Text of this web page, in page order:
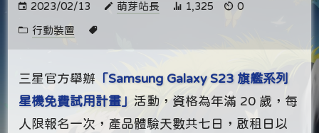
2023/02/13 萌芽站長 1,325 0
行動裝置
三星官方舉辦 「Samsung Galaxy S23 旗艦系列
星機免費試用計畫」 活動，資格為年滿 20 歲，每
人限報名一次，產品體驗天數共七日，啟租日以